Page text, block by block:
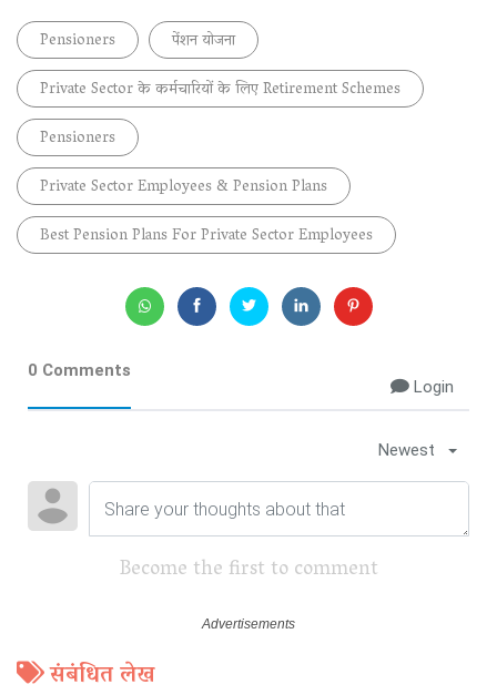
Pensioners
पेंशन योजना
Private Sector के कर्मचारियों के लिए Retirement Schemes
Pensioners
Private Sector Employees & Pension Plans
Best Pension Plans For Private Sector Employees
0 Comments
Login
Newest
Become the first to comment
संबंधित लेख